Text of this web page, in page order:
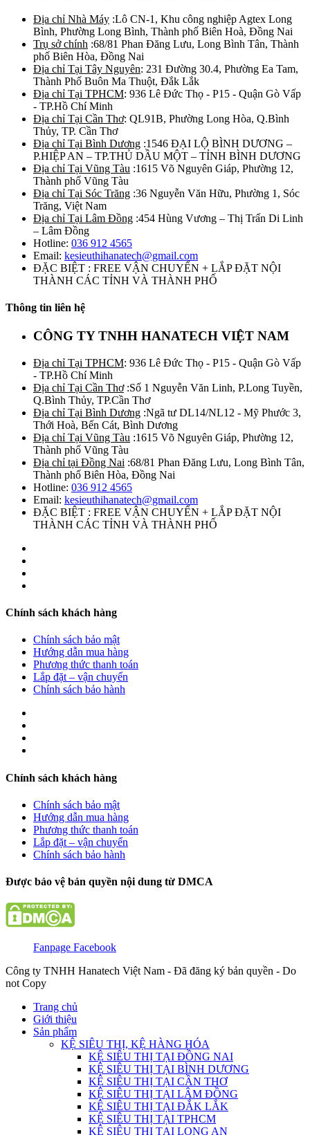
Địa chỉ Nhà Máy :Lô CN-1, Khu công nghiệp Agtex Long
Bình, Phường Long Bình, Thành phố Biên Hoà, Đồng Nai
Trụ sở chính :68/81 Phan Đăng Lưu, Long Bình Tân, Thành
phố Biên Hòa, Đồng Nai
Địa chỉ Tại Tây Nguyên: 231 Đường 30.4, Phường Ea Tam,
Thành Phố Buôn Ma Thuột, Đắk Lắk
Địa chỉ Tại TPHCM: 936 Lê Đức Thọ - P15 - Quận Gò Vấp
- TP.Hồ Chí Minh
Địa chỉ Tại Cần Thơ: QL91B, Phường Long Hòa, Q.Bình
Thủy, TP. Cần Thơ
Địa chỉ Tại Bình Dương :1546 ĐẠI LỘ BÌNH DƯƠNG –
P.HIỆP AN – TP.THỦ DẦU MỘT – TỈNH BÌNH DƯƠNG
Địa chỉ Tại Vũng Tàu :1615 Võ Nguyên Giáp, Phường 12,
Thành phố Vũng Tàu
Địa chỉ Tại Sóc Trăng :36 Nguyễn Văn Hữu, Phường 1, Sóc
Trăng, Việt Nam
Địa chỉ Tại Lâm Đồng :454 Hùng Vương – Thị Trấn Di Linh
– Lâm Đồng
Hotline: 036 912 4565
Email: kesieuthihanatech@gmail.com
ĐẶC BIỆT : FREE VẬN CHUYỂN + LẮP ĐẶT NỘI
THÀNH CÁC TỈNH VÀ THÀNH PHỐ
Thông tin liên hệ
CÔNG TY TNHH HANATECH VIỆT NAM
Địa chỉ Tại TPHCM: 936 Lê Đức Thọ - P15 - Quận Gò Vấp
- TP.Hồ Chí Minh
Địa chỉ Tại Cần Thơ:Số 1 Nguyễn Văn Linh, P.Long Tuyền,
Q.Bình Thủy, TP.Cần Thơ
Địa chỉ Tại Bình Dương :Ngã tư DL14/NL12 - Mỹ Phước 3,
Thới Hoà, Bến Cát, Bình Dương
Địa chỉ Tại Vũng Tàu :1615 Võ Nguyên Giáp, Phường 12,
Thành phố Vũng Tàu
Địa chỉ tại Đồng Nai :68/81 Phan Đăng Lưu, Long Bình Tân,
Thành phố Biên Hòa, Đồng Nai
Hotline: 036 912 4565
Email: kesieuthihanatech@gmail.com
ĐẶC BIỆT : FREE VẬN CHUYỂN + LẮP ĐẶT NỘI
THÀNH CÁC TỈNH VÀ THÀNH PHỐ
Chính sách khách hàng
Chính sách bảo mật
Hướng dẫn mua hàng
Phương thức thanh toán
Lắp đặt – vận chuyển
Chính sách bảo hành
Chính sách khách hàng
Chính sách bảo mật
Hướng dẫn mua hàng
Phương thức thanh toán
Lắp đặt – vận chuyển
Chính sách bảo hành
Được bảo vệ bản quyền nội dung từ DMCA
Fanpage Facebook
Công ty TNHH Hanatech Việt Nam - Đã đăng ký bản quyền - Do
not Copy
Trang chủ
Giới thiệu
Sản phẩm
KỆ SIÊU THỊ, KỆ HÀNG HÓA
KỆ SIÊU THỊ TẠI ĐỒNG NAI
KỆ SIÊU THỊ TẠI BÌNH DƯƠNG
KỆ SIÊU THỊ TẠI CẦN THƠ
KỆ SIÊU THỊ TẠI LÂM ĐỒNG
KỆ SIÊU THỊ TẠI ĐẮK LẮK
KỆ SIÊU THỊ TẠI TPHCM
KỆ SIÊU THỊ TẠI LONG AN